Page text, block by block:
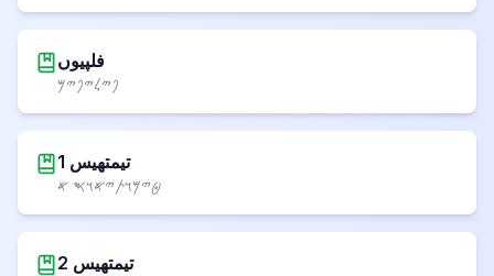
فلپیوں
𐤐𐤉𐤋𐤉𐤐𐤉𐤌
1 تیمتھیس
𐤈𐤉𐤌𐤅𐤕𐤉𐤀𐤅𐤎 𐤀
2 تیمتھیس